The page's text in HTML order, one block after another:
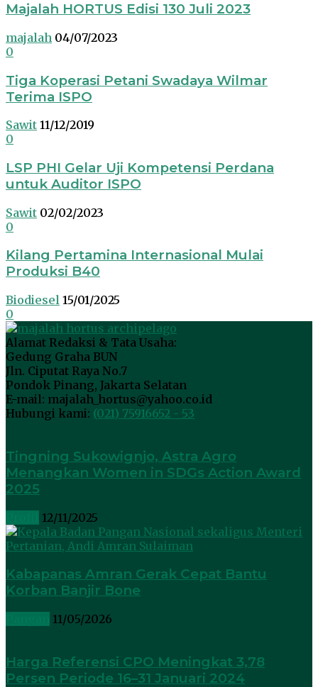
Majalah HORTUS Edisi 130 Juli 2023
majalah 04/07/2023
0
Tiga Koperasi Petani Swadaya Wilmar
Terima ISPO
Sawit 11/12/2019
0
LSP PHI Gelar Uji Kompetensi Perdana
untuk Auditor ISPO
Sawit 02/02/2023
0
Kilang Pertamina Internasional Mulai
Produksi B40
Biodiesel 15/01/2025
0
Alamat Redaksi & Tata Usaha:
Gedung Graha BUN
Jln. Ciputat Raya No.7
Pondok Pinang, Jakarta Selatan
E-mail: majalah_hortus@yahoo.co.id
Hubungi kami: (021) 75916652 - 53
Tingning Sukowignjo, Astra Agro
Menangkan Women in SDGs Action Award
2025
12/11/2025
Kabapanas Amran Gerak Cepat Bantu
Korban Banjir Bone
11/05/2026
Harga Referensi CPO Meningkat 3,78
Persen Periode 16–31 Januari 2024